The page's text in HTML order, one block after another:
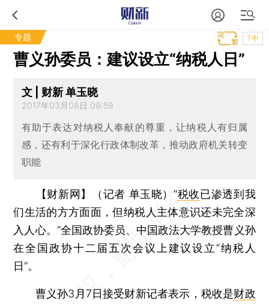
专题 T中
曹义孙委员：建议设立“纳税人日”
文 | 财新 单玉晓
2017年03月08日 09:59
有助于表达对纳税人奉献的尊重，让纳税人有归属
感，还有利于深化行政体制改革，推动政府机关转变
职能
【财新网】（记者 单玉晓）“税收已渗透到我
们生活的方方面面，但纳税人主体意识还未完全深
入人心。”全国政协委员、中国政法大学教授曹义孙
在全国政协十二届五次会议上建议设立“纳税人
日”。
曹义孙3月7日接受财新记者表示，税收是财政